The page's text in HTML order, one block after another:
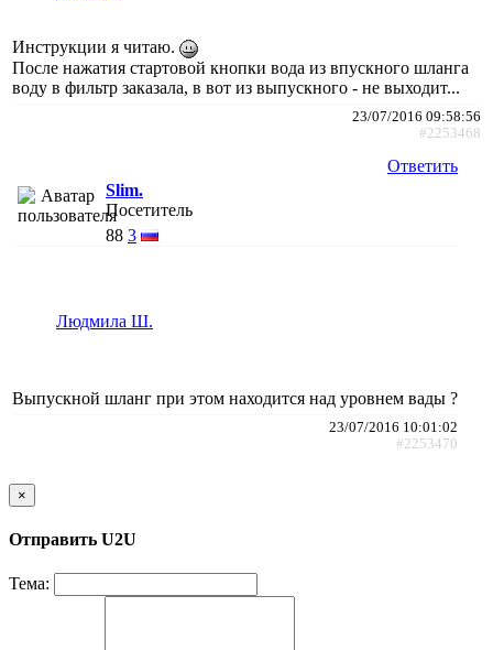
Инструкции я читаю.
После нажатия стартовой кнопки вода из впускного шланга
воду в фильтр заказала, в вот из выпускного - не выходит...
23/07/2016 09:58:56
#2253468
Ответить
Slim.
Посетитель
88 3
Людмила Ш.
Выпускной шланг при этом находится над уровнем вады ?
23/07/2016 10:01:02
#2253470
×
Отправить U2U
Тема: